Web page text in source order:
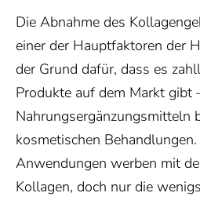
Die Abnahme des
einer der Hauptfaktoren der
der Grund dafür, dass es
Produkte auf dem Markt gibt
Nahrungsergänzungsmitteln
kosmetischen
Anwendungen werben mit
Kollagen, doch nur die